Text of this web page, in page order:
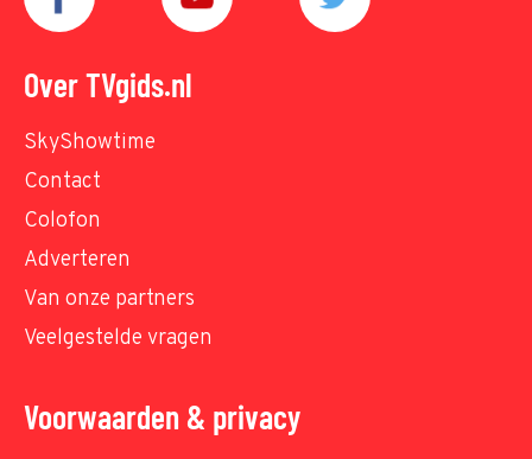
Over TVgids.nl
SkyShowtime
Contact
Colofon
Adverteren
Van onze partners
Veelgestelde vragen
Voorwaarden & privacy